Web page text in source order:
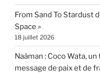
From Sand To Stardust
Space »
18 juillet 2026
Naâman : Coco Wata,
message de paix et de